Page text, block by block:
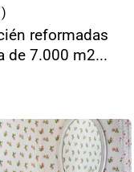
)
reformadas
de 7.000 m2...